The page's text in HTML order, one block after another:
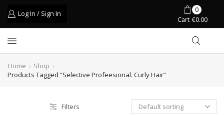
Log In / Sign In
0
Cart €0.00
Home
Shop
Products Tagged “selective Profeesional. Curly Hair”
Filters